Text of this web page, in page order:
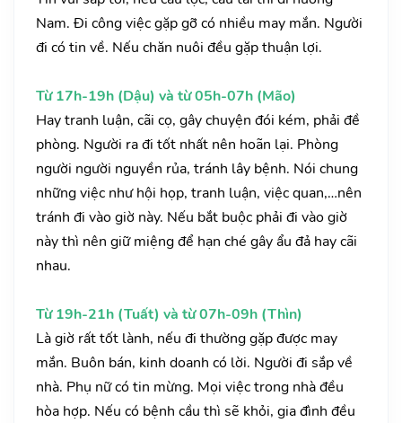
Nam. Đi công việc gặp gỡ có nhiều may mắn. Người
đi có tin về. Nếu chăn nuôi đều gặp thuận lợi.
Từ 17h-19h (Dậu) và từ 05h-07h (Mão)
Hay tranh luận, cãi cọ, gây chuyện đói kém, phải đề
phòng. Người ra đi tốt nhất nên hoãn lại. Phòng
người người nguyền rủa, tránh lây bệnh. Nói chung
những việc như hội họp, tranh luận, việc quan,…nên
tránh đi vào giờ này. Nếu bắt buộc phải đi vào giờ
này thì nên giữ miệng để hạn ché gây ẩu đả hay cãi
nhau.
Từ 19h-21h (Tuất) và từ 07h-09h (Thìn)
Là giờ rất tốt lành, nếu đi thường gặp được may
mắn. Buôn bán, kinh doanh có lời. Người đi sắp về
nhà. Phụ nữ có tin mừng. Mọi việc trong nhà đều
hòa hợp. Nếu có bệnh cầu thì sẽ khỏi, gia đình đều